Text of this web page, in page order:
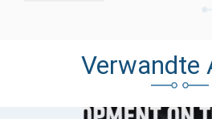
Verwandte